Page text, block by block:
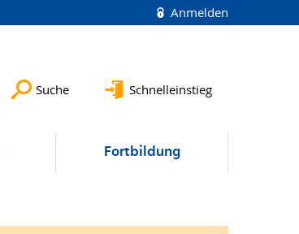
Anmelden
Suche Schnelleinstieg
Fortbildung